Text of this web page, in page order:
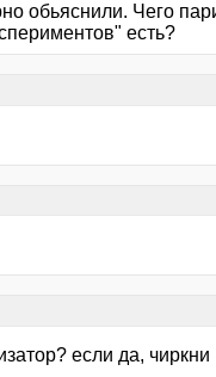
обьяснили. Чего
есть?
если да,